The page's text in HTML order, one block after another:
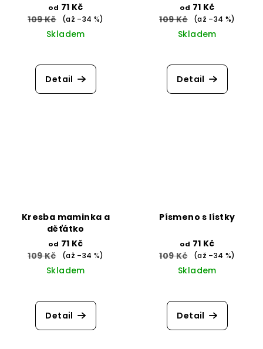
od 71 Kč
109 Kč
(až –34 %)
Skladem
Detail
od 71 Kč
109 Kč
(až –34 %)
Skladem
Detail
Kresba maminka a
děťátko
od 71 Kč
109 Kč
(až –34 %)
Skladem
Detail
Písmeno s lístky
od 71 Kč
109 Kč
(až –34 %)
Skladem
hodnocení
produktu
Detail